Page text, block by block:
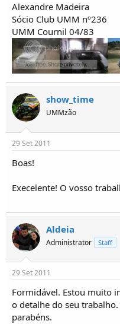
Alexandre Madeira
Sócio Club UMM nº236
UMM Cournil 04/83
show_time
UMMzão
29 Set 2011
Boas!
Execelente! O vosso
Aldeia
Administrator Staff
29 Set 2011
Formidável. Estou muito
o detalhe do seu
parabéns.